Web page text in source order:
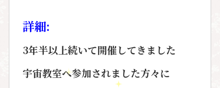
詳細:
3年半以上続いて開催してきました
宇宙教室へ参加されました方々に